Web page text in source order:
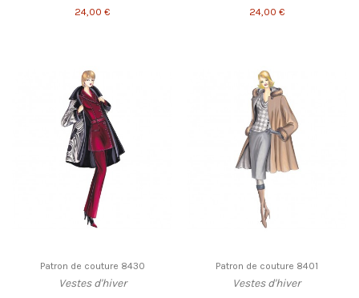
24,00 € 24,00 €
Patron de couture 8430
Vestes d'hiver
Patron de couture 8401
Vestes d'hiver